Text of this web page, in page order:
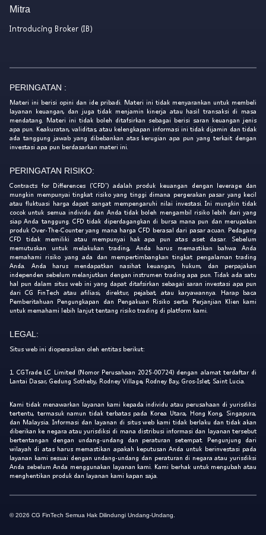
Mitra
Introducing Broker (IB)
PERINGATAN :
Materi ini berisi opini dan ide pribadi. Materi ini tidak menyarankan untuk membeli
layanan keuangan, dan juga tidak menjamin kinerja atau hasil transaksi di masa
mendatang. Materi ini tidak boleh ditafsirkan sebagai berisi saran keuangan jenis
apa pun. Keakuratan, validitas, atau kelengkapan informasi ini tidak dijamin dan tidak
ada tanggung jawab yang dibebankan atas kerugian apa pun yang terkait dengan
investasi apa pun berdasarkan materi ini.
PERINGATAN RISIKO:
Contracts for Differences ('CFD') adalah produk keuangan dengan leverage dan
mungkin mempunyai tingkat risiko yang tinggi dimana pergerakan pasar yang kecil
atau fluktuasi harga dapat sangat mempengaruhi nilai investasi. Ini mungkin tidak
cocok untuk semua individu dan Anda tidak boleh mengambil risiko lebih dari yang
siap Anda tanggung. CFD tidak diperdagangkan di bursa mana pun dan merupakan
produk Over-The-Counter yang mana harga CFD berasal dari pasar acuan. Pedagang
CFD tidak memiliki atau mempunyai hak apa pun atas aset dasar. Sebelum
memutuskan untuk melakukan trading, Anda harus memastikan bahwa Anda
memahami risiko yang ada dan mempertimbangkan tingkat pengalaman trading
Anda. Anda harus mendapatkan nasihat keuangan, hukum, dan perpajakan
independen sebelum melanjutkan dengan instrumen trading apa pun. Tidak ada satu
hal pun dalam situs web ini yang dapat ditafsirkan sebagai saran investasi apa pun
dari CG FinTech atau afiliasi, direktur, pejabat, atau karyawannya. Harap baca
Pemberitahuan Pengungkapan dan Pengakuan Risiko serta Perjanjian Klien kami
untuk memahami lebih lanjut tentang risiko trading di platform kami.
LEGAL:
Situs web ini dioperasikan oleh entitas berikut:
1. CGTrade LC Limited (Nomor Perusahaan 2025-00724) dengan alamat terdaftar di
Lantai Dasar, Gedung Sotheby, Rodney Village, Rodney Bay, Gros-Islet, Saint Lucia.
Kami tidak menawarkan layanan kami kepada individu atau perusahaan di yurisdiksi
tertentu, termasuk namun tidak terbatas pada Korea Utara, Hong Kong, Singapura,
dan Malaysia. Informasi dan layanan di situs web kami tidak berlaku dan tidak akan
diberikan ke negara atau yurisdiksi di mana distribusi informasi dan layanan tersebut
bertentangan dengan undang-undang dan peraturan setempat. Pengunjung dari
wilayah di atas harus memastikan apakah keputusan Anda untuk berinvestasi pada
layanan kami sesuai dengan undang-undang dan peraturan di negara atau yurisdiksi
Anda sebelum Anda menggunakan layanan kami. Kami berhak untuk mengubah atau
menghentikan produk dan layanan kami kapan saja.
© 2026 CG FinTech Semua Hak Dilindungi Undang-Undang.